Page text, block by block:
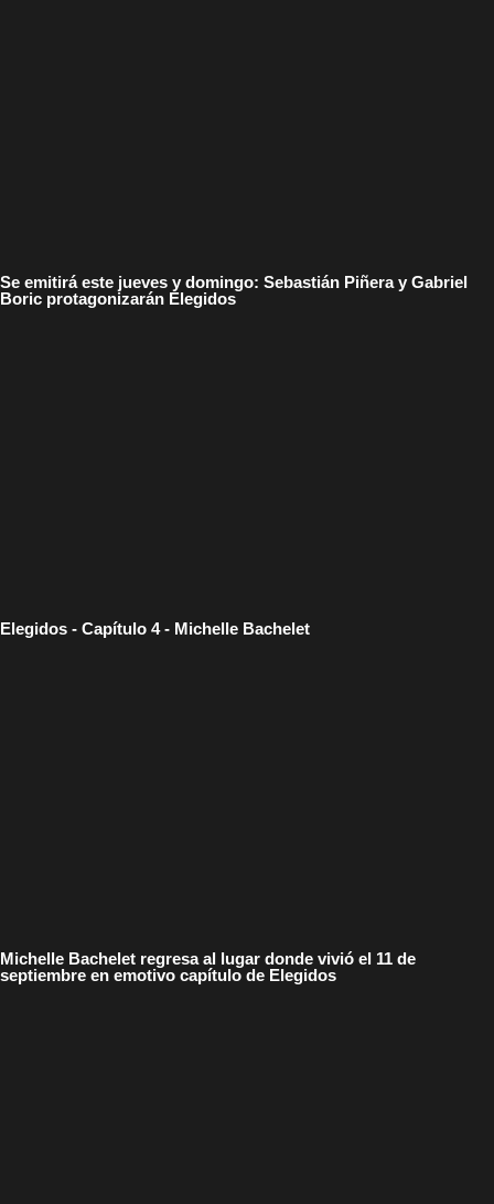
Se emitirá este jueves y domingo: Sebastián Piñera y Gabriel
Boric protagonizarán Elegidos
Elegidos - Capítulo 4 - Michelle Bachelet
Michelle Bachelet regresa al lugar donde vivió el 11 de
septiembre en emotivo capítulo de Elegidos